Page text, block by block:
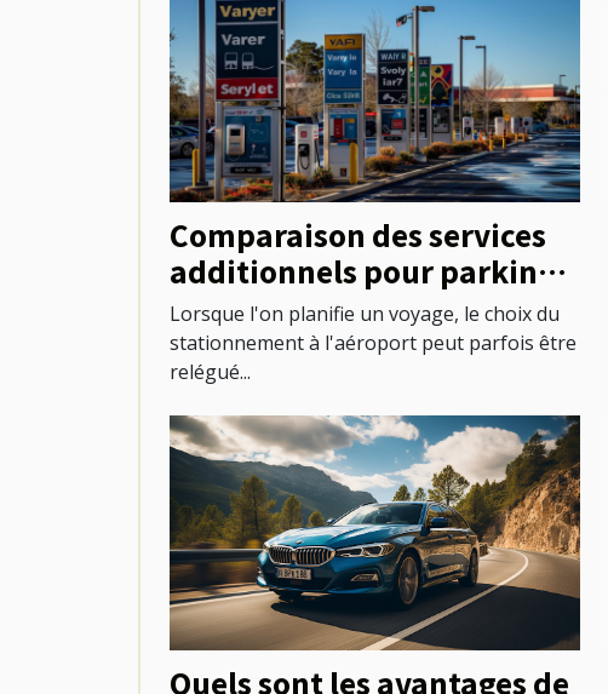
Comparaison des services
additionnels pour parkings
aux aéroports
Lorsque l'on planifie un voyage, le choix du
stationnement à l'aéroport peut parfois être
relégué...
Quels sont les avantages de